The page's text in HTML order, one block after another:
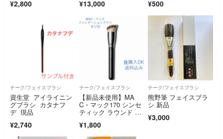
¥2,800 0703
¥13,000 ¥500
チーク/フェイスブラシ
資生堂 アイライニン
グブラシ カタナフ
デ 現品
¥2,740
チーク/フェイスブラシ
【新品未使用】MA
C・マック170 シンセ
ティック ラウンド ス
¥1,800
チーク/フェイスブラシ
熊野筆 フェイスブラ
シ 新品
¥3,000